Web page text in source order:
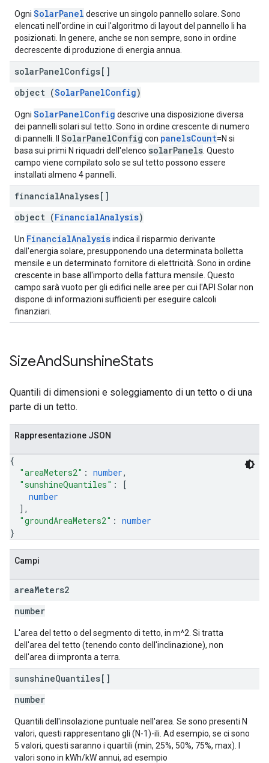
Ogni SolarPanel descrive un singolo pannello solare. Sono
elencati nell'ordine in cui l'algoritmo di layout del pannello li ha
posizionati. In genere, anche se non sempre, sono in ordine
decrescente di produzione di energia annua.
solarPanelConfigs[]
object (SolarPanelConfig)
Ogni SolarPanelConfig descrive una disposizione diversa
dei pannelli solari sul tetto. Sono in ordine crescente di numero
di pannelli. Il SolarPanelConfig con panelsCount=N si
basa sui primi N riquadri dell'elenco solarPanels . Questo
campo viene compilato solo se sul tetto possono essere
installati almeno 4 pannelli.
financialAnalyses[]
object (FinancialAnalysis)
Un FinancialAnalysisindica il risparmio derivante
dall'energia solare, presupponendo una determinata bolletta
mensile e un determinato fornitore di elettricità. Sono in ordine
crescente in base all'importo della fattura mensile. Questo
campo sarà vuoto per gli edifici nelle aree per cui l'API Solar non
dispone di informazioni sufficienti per eseguire calcoli
finanziari.
SizeAndSunshineStats
Quantili di dimensioni e soleggiamento di un tetto o di una
parte di un tetto.
Rappresentazione JSON
{
"areaMeters2" : number,
"sunshineQuantiles" :
[
number
] ,
"groundAreaMeters2" : number
}
Campi
areaMeters2
number
L'area del tetto o del segmento di tetto, in m^2. Si tratta
dell'area del tetto (tenendo conto dell'inclinazione), non
dell'area di impronta a terra.
sunshineQuantiles[]
number
Quantili dell'insolazione puntuale nell'area. Se sono presenti N
valori, questi rappresentano gli (N-1)-ili. Ad esempio, se ci sono
5 valori, questi saranno i quartili (min, 25%, 50%, 75%, max). I
valori sono in kWh/kW annui, ad esempio